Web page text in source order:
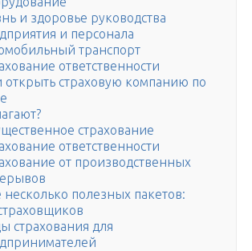
и здоровье руководства
и персонала
транспорт
ответственности
страховую компанию по
страхование
ответственности
от производственных
полезных пакетов:
страхования для